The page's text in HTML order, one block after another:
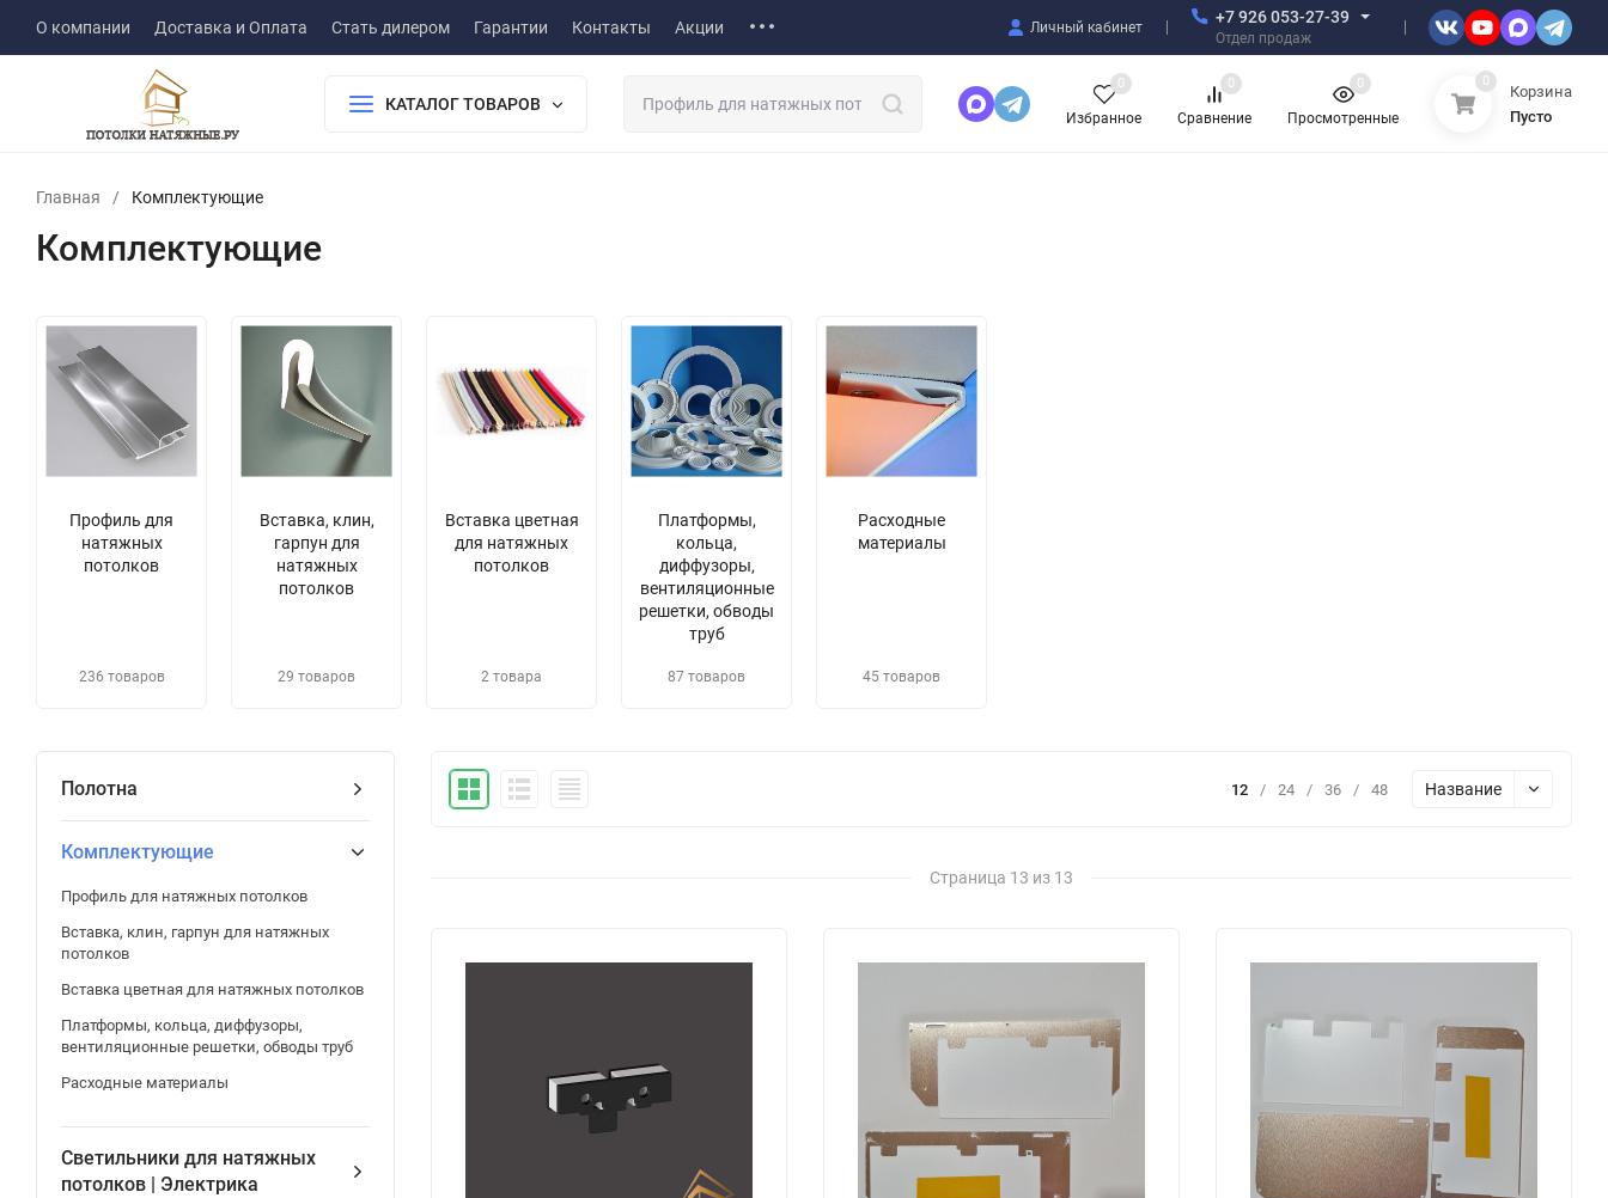
О компании Доставка и Оплата Стать дилером Гарантии Контакты Акции Личный кабинет
+7 926 053-27-39
Отдел продаж
КАТАЛОГ ТОВАРОВ
Избранное
0
Сравнение
0
Просмотренные
0 0
Корзина
Пусто
Главная / Комплектующие
Комплектующие
Профиль для
натяжных
потолков
236 товаров
Вставка, клин,
гарпун для
натяжных
потолков
29 товаров
Вставка цветная
для натяжных
потолков
2 товара
Платформы,
кольца,
диффузоры,
вентиляционные
решетки, обводы
труб
87 товаров
Расходные
материалы
45 товаров
Полотна
Комплектующие
Профиль для натяжных потолков
Вставка, клин, гарпун для натяжных
потолков
Вставка цветная для натяжных потолков
Платформы, кольца, диффузоры,
вентиляционные решетки, обводы труб
Расходные материалы
Светильники для натяжных
потолков | Электрика
12 / 24 / 36 / 48 Название
Страница 13 из 13